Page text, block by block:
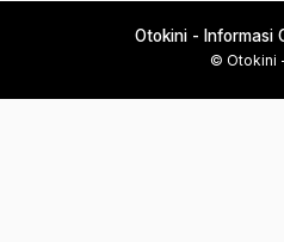
Otokini - Informasi
© Otokini